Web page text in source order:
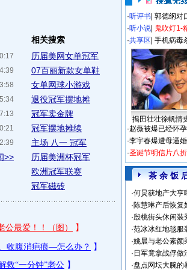
>>
相关搜索
历届美网女单冠军
07百丽新款女单鞋
女单网球小游戏
退役冠军摆地摊
冠军卖金牌
冠军摆地摊续
主场 八一 冠军
历届美洲杯冠军
欧洲冠军联赛
冠军磁砖
·听评书 郭德纲对
·听小说 鬼吹灯1-
·共享区 手机病毒
揭田壮壮徐帆情
·赵薇被爆已经怀孕
·李宇春爆遭母逼婚
·圣诞节明信片八折
茶 余 饭
·何炅获地产大亨
·陈慧琳产后恢复
·殷桃街头休闲装
·范冰冰红地毯服
·姚晨与老公素颜
· 日军竟拿战俘做
·盘点网坛大腕的